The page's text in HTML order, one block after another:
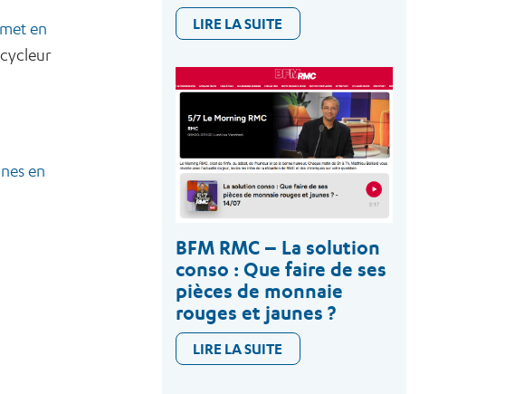
en
en
LIRE LA SUITE
BFM RMC – La solution
conso : Que faire de ses
pièces de monnaie
rouges et jaunes ?
LIRE LA SUITE